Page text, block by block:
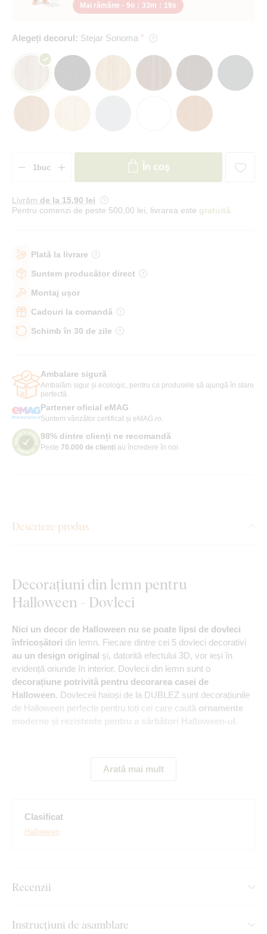
Mai rămâne - 9o : 33m : 18s
Alegeți decorul: Stejar Sonoma
În coș
Livrăm de la 15,90 lei
Pentru comenzi de peste 500,00 lei, livrarea este gratuită
Plată la livrare
Suntem producător direct
Montaj ușor
Cadouri la comandă
Schimb în 30 de zile
Ambalare sigură
Ambalăm sigur și ecologic, pentru ca produsele să ajungă în stare
perfectă.
Partener oficial eMAG
Suntem vânzător certificat și eMAG.ro.
98% dintre clienți ne recomandă
Peste 70.000 de clienți au încredere în noi.
Descriere produs
Decorațiuni din lemn pentru
Halloween - Dovleci
Nici un decor de Halloween nu se poate lipsi de dovleci
înfricoșători din lemn. Fiecare dintre cei 5 dovleci decorativi
au un design original și, datorită efectului 3D, vor ieși în
evidență oriunde în interior. Dovlecii din lemn sunt o
decorațiune potrivită pentru decorarea casei de
Halloween. Dovleceii haioși de la DUBLEZ sunt decorațiunile
de Halloween perfecte pentru toți cei care caută ornamente
moderne și rezistente pentru a sărbători Halloween-ul
Principalele avantaje ale produsului:
Design unic de decorare
Multe decoruri din care puteți alege
Arată mai mult
Clasificat
Halloween
Recenzii
Instrucțiuni de asamblare